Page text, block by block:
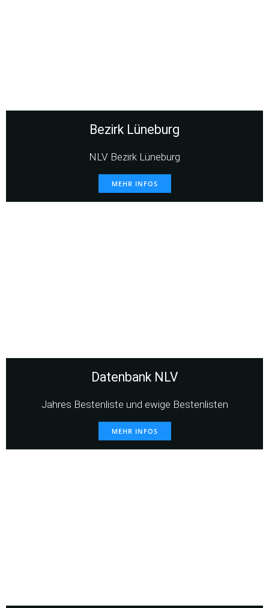
Bezirk Lüneburg
NLV Bezirk Lüneburg
MEHR INFOS
Datenbank NLV
Jahres Bestenliste und ewige Bestenlisten
MEHR INFOS